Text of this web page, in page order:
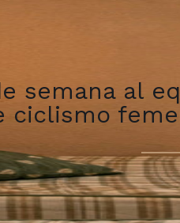
al
ciclismo